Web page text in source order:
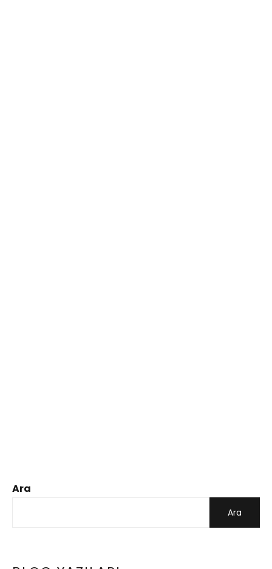
Ara
Ara